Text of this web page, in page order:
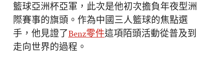
籃球亞洲杯亞軍，此次是他初次擔負年夜型洲
際賽事的旗頭。作為中國三人籃球的焦點選
手，他見證了Benz零件這項陌頭活動從普及到
走向世界的過程。